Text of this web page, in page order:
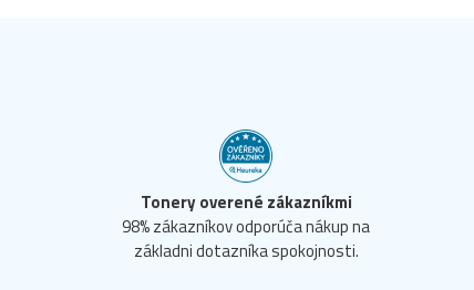
Tonery overené zákazníkmi
98% zákazníkov odporúča nákup na
základni dotazníka spokojnosti.